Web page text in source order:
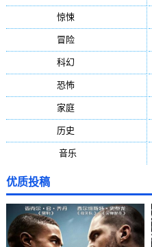
惊悚(648)
冒险(377)
科幻
恐怖(236)
家庭(195)
历史
音乐
优质投稿